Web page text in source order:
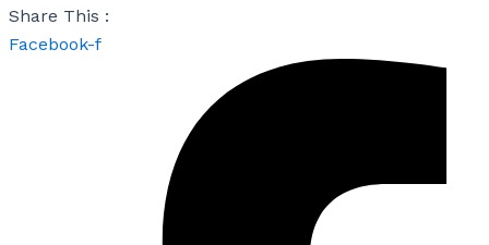
Share This :
Facebook-f